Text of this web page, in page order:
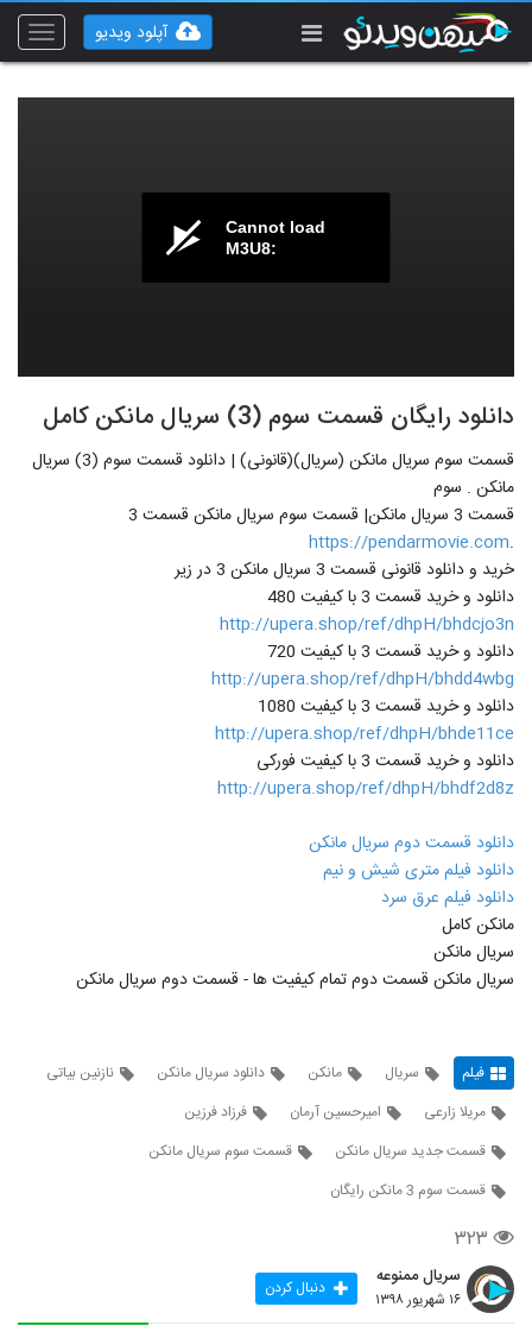
Toggle
آپلود ویدیو
Cannot load
M3U8:
دانلود رایگان قسمت سوم (3) سریال مانکن کامل
قسمت سوم سریال مانکن (سریال)(قانونی) | دانلود قسمت سوم (3) سریال
مانکن . سوم
قسمت 3 سریال مانکن| قسمت سوم سریال مانکن قسمت 3
.
https://pendarmovie.com
خرید و دانلود قانونی قسمت 3 سریال مانکن 3 در زیر
دانلود و خرید قسمت 3 با کیفیت 480
http://upera.shop/ref/dhpH/bhdcjo3n
دانلود و خرید قسمت 3 با کیفیت 720
http://upera.shop/ref/dhpH/bhdd4wbg
دانلود و خرید قسمت 3 با کیفیت 1080
http://upera.shop/ref/dhpH/bhde11ce
دانلود و خرید قسمت 3 با کیفیت فورکی
http://upera.shop/ref/dhpH/bhdf2d8z
دانلود قسمت دوم سریال مانکن
دانلود فیلم متری شیش و نیم
دانلود فیلم عرق سرد
مانکن کامل
سریال مانکن
سریال مانکن قسمت دوم تمام کیفیت ها - قسمت دوم سریال مانکن
فیلم سریال مانکن دانلود سریال مانکن
نازنین بیاتی
مریلا زارعی
امیرحسین آرمان
فرزاد فرزین
قسمت جدید سریال مانکن
قسمت سوم سریال مانکن
قسمت سوم 3 مانکن رایگان
۳۲۳
سریال ممنوعه
۱۶ شهریور ۱۳۹۸ دنبال کردن